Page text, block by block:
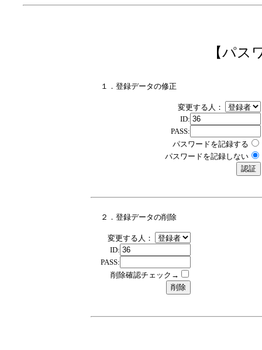
【パス
１．登録データの修正
変更する人：
ID:
PASS:
パスワードを記録する
パスワードを記録しない
２．登録データの削除
変更する人：
ID:
PASS:
削除確認チェック→